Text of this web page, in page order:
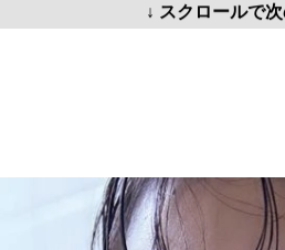
↓ スクロールで